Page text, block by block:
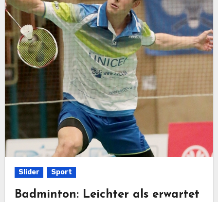
Slider Sport
Badminton: Leichter als erwartet